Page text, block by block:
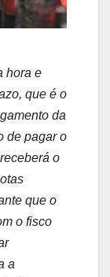
hora e
que é o
da
de pagar o
o
que o
o fisco
a